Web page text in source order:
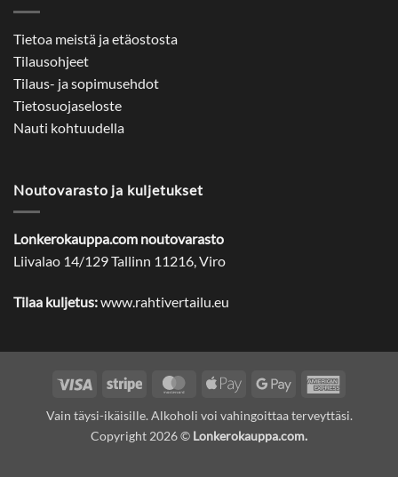
Tietoa meistä ja etäostosta
Tilausohjeet
Tilaus- ja sopimusehdot
Tietosuojaseloste
Nauti kohtuudella
Noutovarasto ja kuljetukset
Lonkerokauppa.com noutovarasto
Liivalao 14/129 Tallinn 11216, Viro
Tilaa kuljetus:www.rahtivertailu.eu
Visa Stripe MasterCardApple
Google
Vain täysi-ikäisille. Alkoholi voi vahingoittaa terveyttäsi.
Copyright 2026 © Lonkerokauppa.com.